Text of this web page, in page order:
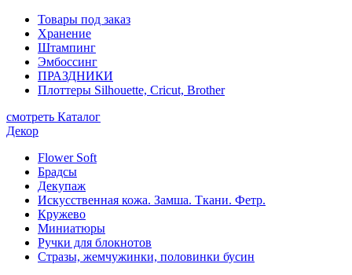
Товары под заказ
Хранение
Штампинг
Эмбоссинг
ПРАЗДНИКИ
Плоттеры Silhouette, Cricut, Brother
смотреть Каталог
Декор
Flower Soft
Брадсы
Декупаж
Искусственная кожа. Замша. Ткани. Фетр.
Кружево
Миниатюры
Ручки для блокнотов
Стразы, жемчужинки, половинки бусин